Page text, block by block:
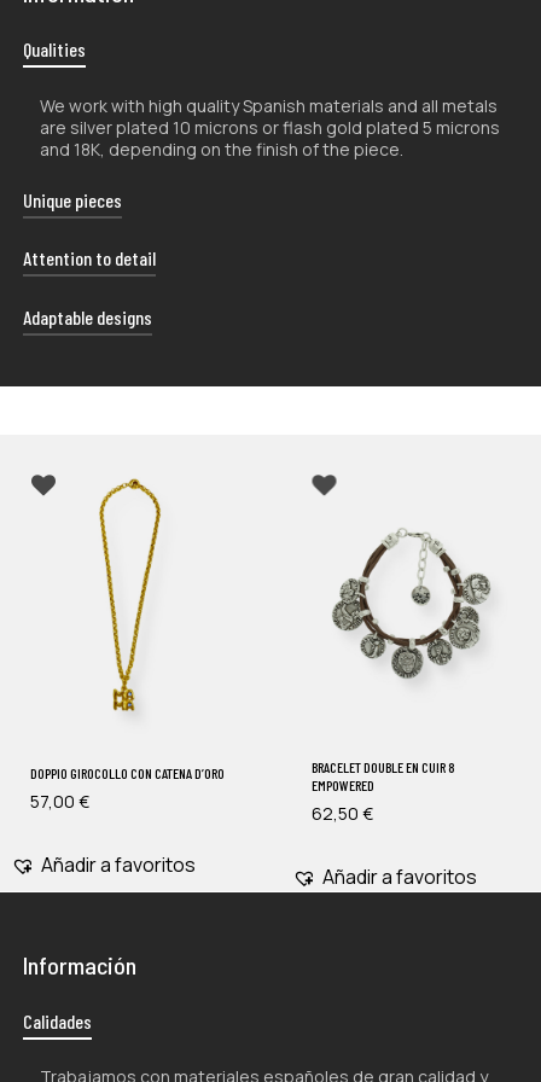
Qualities
We work with high quality Spanish materials and all metals
are silver plated 10 microns or flash gold plated 5 microns
and 18K, depending on the finish of the piece.
Unique pieces
The handcrafted nature of our products makes them
unique, so their shape and color may vary slightly from
Attention to detail
Each of our shipments is carefully presented in a uniquely
designed case, giving you the freedom to use it in the
Adaptable designs
of materials with a certain tolerance to bending makes
DOPPIO GIROCOLLO CON CATENA D’ORO
57,00 €
Añadir a favoritos
BRACELET DOUBLE EN CUIR 8
EMPOWERED
62,50 €
Añadir a favoritos
Información
Calidades
Trabajamos con materiales españoles de gran calidad y